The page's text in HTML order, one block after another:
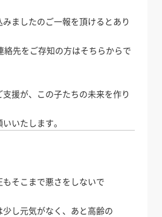
みましたのご一報を頂けるとあり
絡先をご存知の方はそちらからで
援が、この子たちの未来を作り
いたします。
そこまで悪さをしないで
し元気がなく、あと高齢の